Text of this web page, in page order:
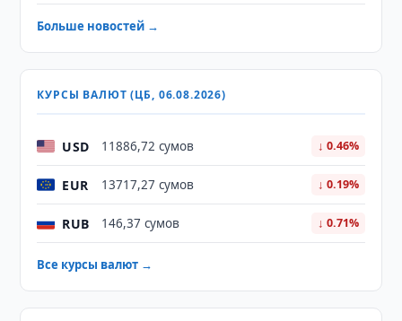
Больше новостей →
КУРСЫ ВАЛЮТ (ЦБ, 06.08.2026)
USD 11886,72 сумов ↓ 0.46%
EUR 13717,27 сумов ↓ 0.19%
RUB 146,37 сумов ↓ 0.71%
Все курсы валют →